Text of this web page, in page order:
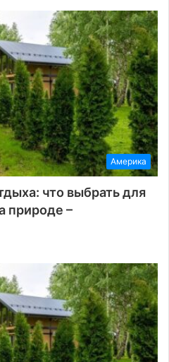
Америка
что выбрать для
природе –